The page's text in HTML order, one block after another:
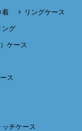
着 リングケース
ング
ケース
ス
ッチケース